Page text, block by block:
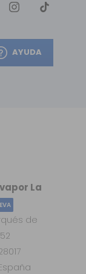
AYUDA
La
de